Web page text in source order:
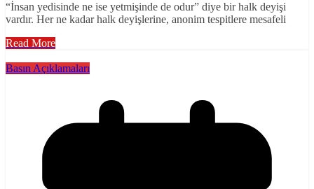
“İnsan yedisinde ne ise yetmişinde de odur” diye bir halk deyişi
vardır. Her ne kadar halk deyişlerine, anonim tespitlere mesafeli
Read More
Basın Açıklamaları